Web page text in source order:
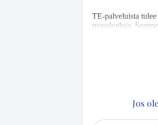
TE-pal­ve­luis­ta
rus­pal­ve­lu­ja.
Jos